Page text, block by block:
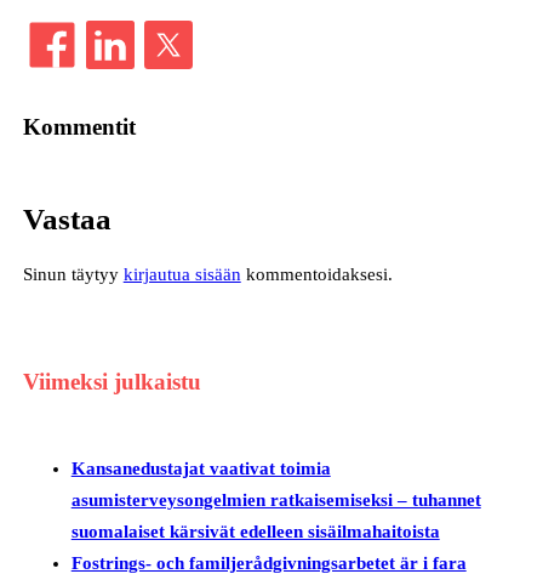
Kommentit
Vastaa
Sinun täytyy kirjautua sisään kommentoidaksesi.
Viimeksi julkaistu
Kansanedustajat vaativat toimia
asumisterveysongelmien ratkaisemiseksi – tuhannet
suomalaiset kärsivät edelleen sisäilmahaitoista
Fostrings- och familjerådgivningsarbetet är i fara